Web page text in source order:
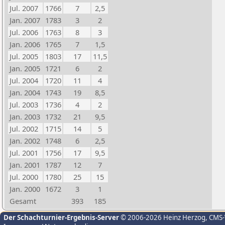
Jul. 2007
1766 7
2,5
Jan. 2007 1783 3
2
Jul. 2006
1763 8
3
Jan. 2006 1765 7
1,5
Jul. 2005
1803 17
11,5
Jan. 2005 1721 6
2
Jul. 2004
1720 11
4
Jan. 2004 1743 19
8,5
Jul. 2003
1736 4
2
Jan. 2003 1732 21
9,5
Jul. 2002
1715 14
5
Jan. 2002 1748 6
2,5
Jul. 2001
1756 17
9,5
Jan. 2001
1787 12
7
Jul. 2000
1780 25
15
Jan. 2000 1672 3
1
Gesamt
393 185
Der Schachturnier-Ergebnis-Server© 2006-2026 Heinz Herzog,